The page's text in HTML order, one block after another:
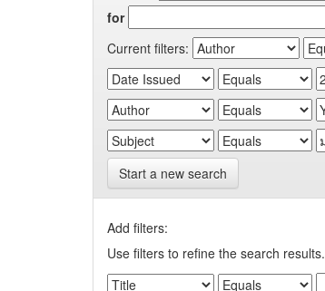
for
Current filters:
Start a new search
Add filters:
Use filters to refine the search results.